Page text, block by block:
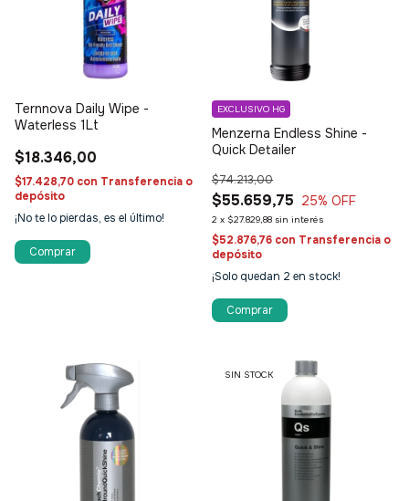
Ternnova Daily Wipe -
Waterless 1Lt
$18.346,00
$17.428,70 con Transferencia o
depósito
¡No te lo pierdas, es el último!
Menzerna Endless Shine -
Quick Detailer
$55.659,75
$74.213,00
25% OFF
2 x $27.829,88 sin interés
EXCLUSIVO HG
$52.876,76 con Transferencia o
depósito
¡Solo quedan 2 en stock!
Comprar
SIN STOCK